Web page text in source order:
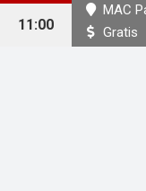
11:00
MAC
Gratis